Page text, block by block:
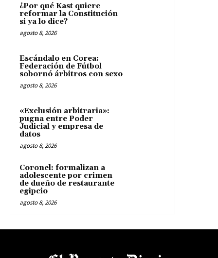
¿Por qué Kast quiere
reformar la Constitución
si ya lo dice?
agosto 8, 2026
Escándalo en Corea:
Federación de Fútbol
sobornó árbitros con sexo
agosto 8, 2026
«Exclusión arbitraria»:
pugna entre Poder
Judicial y empresa de
datos
agosto 8, 2026
Coronel: formalizan a
adolescente por crimen
de dueño de restaurante
egipcio
agosto 8, 2026